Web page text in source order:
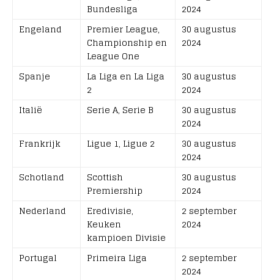
Bundesliga
2024
Engeland
Premier League,
Championship en
League One
30 augustus
2024
Spanje
La Liga en La Liga
2
30 augustus
2024
Italië
Serie A, Serie B
30 augustus
2024
Frankrijk
Ligue 1, Ligue 2
30 augustus
2024
Schotland
Scottish
Premiership
30 augustus
2024
Nederland
Eredivisie,
Keuken
kampioen Divisie
2 september
2024
Portugal Primeira Liga
2 september
2024